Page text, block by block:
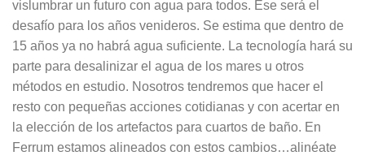
vislumbrar un futuro con agua para todos. Ese será el
desafío para los años venideros. Se estima que dentro de
15 años ya no habrá agua suficiente. La tecnología hará su
parte para desalinizar el agua de los mares u otros
métodos en estudio. Nosotros tendremos que hacer el
resto con pequeñas acciones cotidianas y con acertar en
la elección de los artefactos para cuartos de baño. En
Ferrum estamos alineados con estos cambios…alinéate